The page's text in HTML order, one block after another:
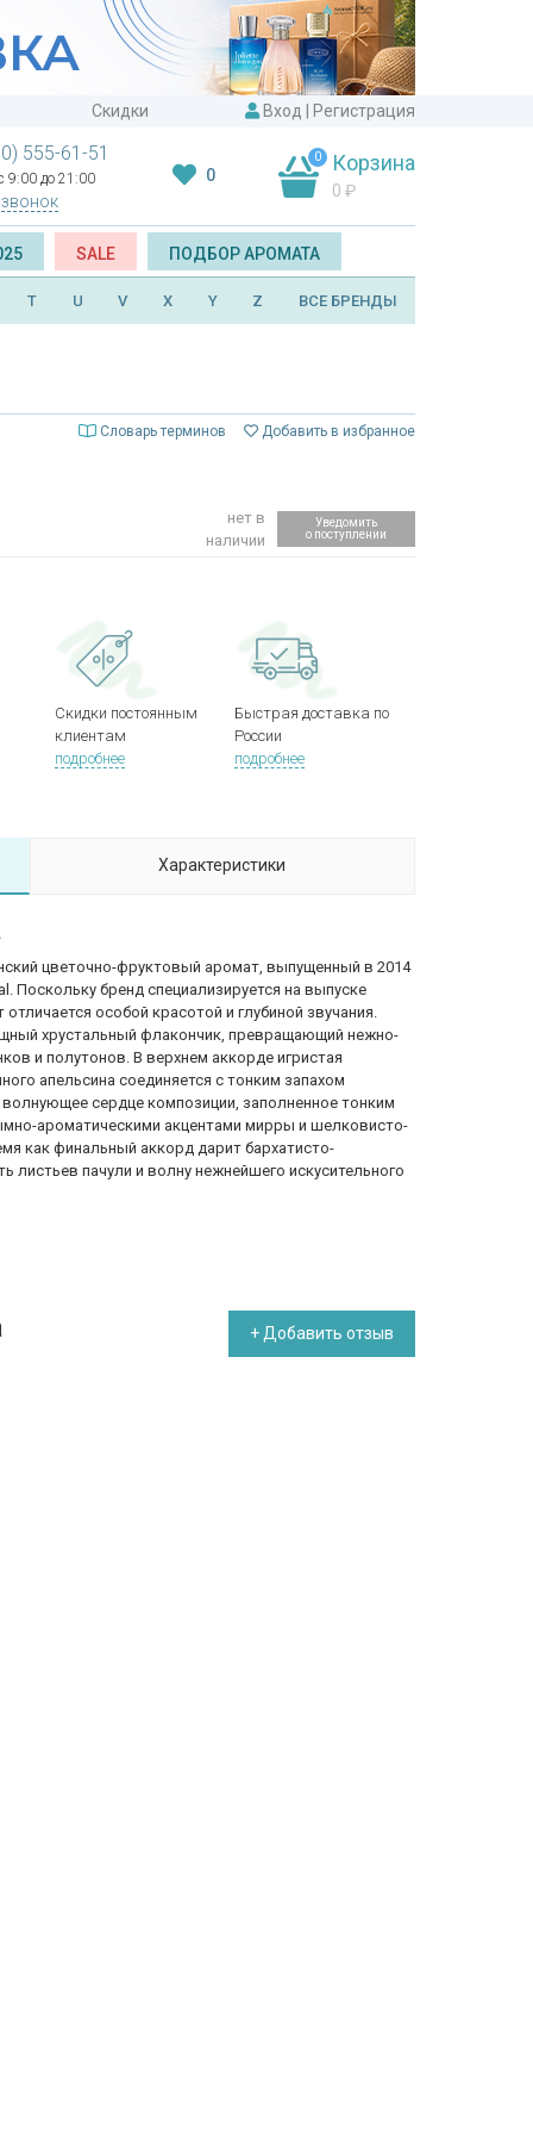
Скидки Вход Регистрация
555-61-51
9:00 до 21:00 0
0 Корзина
0 ₽
SALE ПОДБОР АРОМАТА
T U V X Y Z ВСЕ БРЕНДЫ
Словарь терминов Добавить в избранное
нет в
наличии
Уведомить
о поступлении
Скидки постоянным
клиентам
подробнее
Быстрая доставка по
России
подробнее
Характеристики
цветочно-фруктовый аромат, выпущенный в 2014
бренд специализируется на выпуске
особой красотой и глубиной звучания.
хрустальный флакончик, превращающий нежно-
и полутонов. В верхнем аккорде игристая
апельсина соединяется с тонким запахом
сердце композиции, заполненное тонким
ароматическими акцентами мирры и шелковисто-
как финальный аккорд дарит бархатисто-
листьев пачули и волну нежнейшего искусительного
+ Добавить отзыв